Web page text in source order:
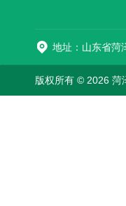
地址：山东省菏
版权所有 © 2026 菏